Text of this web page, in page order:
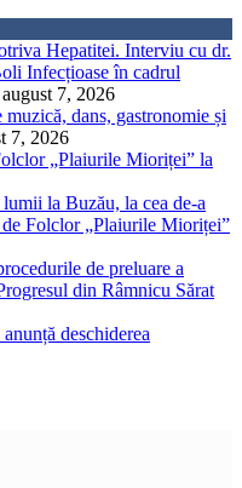
Hepatitei. Interviu cu dr.
Infecțioase în cadrul
august 7, 2026
dans, gastronomie și
7, 2026
„Plaiurile Mioriței” la
la Buzău, la cea de-a
Folclor „Plaiurile Mioriței”
de preluare a
din Râmnicu Sărat
deschiderea